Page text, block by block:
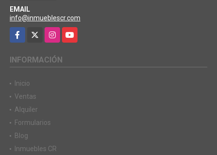
EMAIL
info@inmueblescr.com
Facebook
InstagramYouTube
INFORMACIÓN
Inicio
Ventas
Alquiler
Formularios
Blog
Inmuebles CR